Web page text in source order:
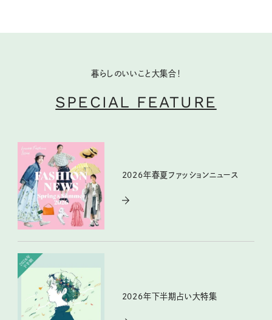
暮らしのいいこと大集合！
SPECIAL FEATURE
2026年春夏ファッションニュース
2026年下半期占い大特集